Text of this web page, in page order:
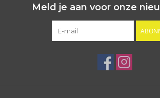
Meld je aan voor onze